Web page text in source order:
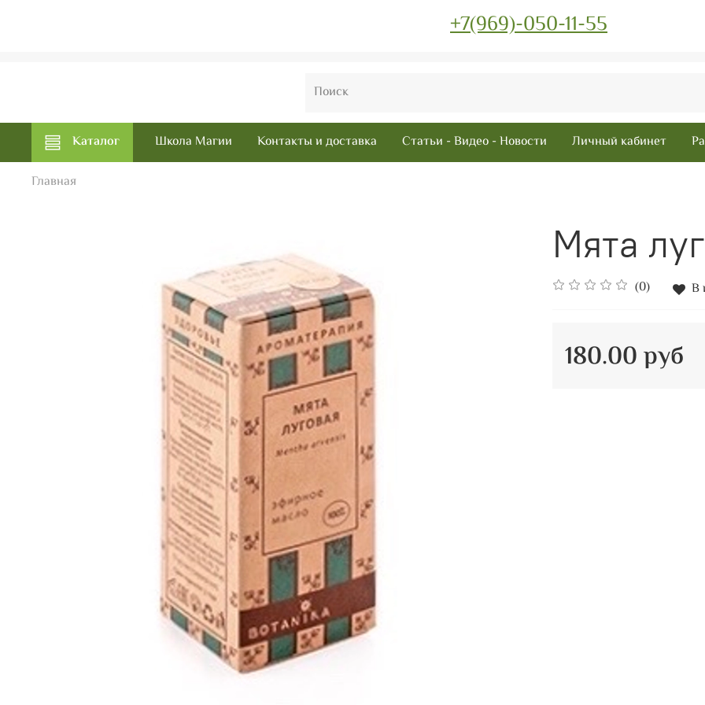
+7(969)-050-11-55
Каталог Школа Магии Контакты и доставка Статьи - Видео - Новости Личный кабинет
Главная
Мята
(0) В
180.00 руб